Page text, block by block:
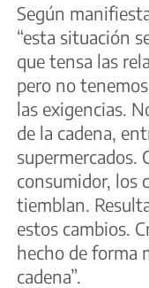
Según
“esta situación
que tensa las
pero no
las exigencias.
de la cadena,
supermercados.
consumidor, los
tiemblan.
estos cambios.
hecho de forma
cadena”.